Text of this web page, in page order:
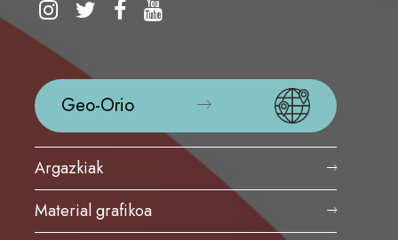
Geo-Orio
Argazkiak
Material grafikoa